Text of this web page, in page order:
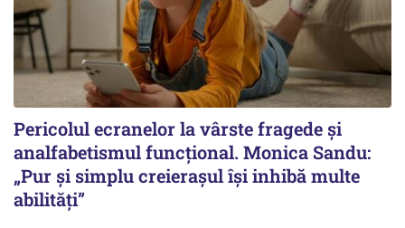
Pericolul ecranelor la vârste fragede și
analfabetismul funcțional. Monica Sandu:
„Pur și simplu creierașul își inhibă multe
abilități”